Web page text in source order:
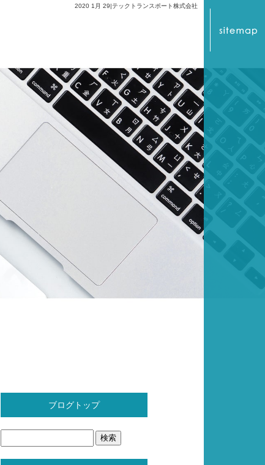
2020 1月 29|テックトランスポート株式会社
ブログトップ